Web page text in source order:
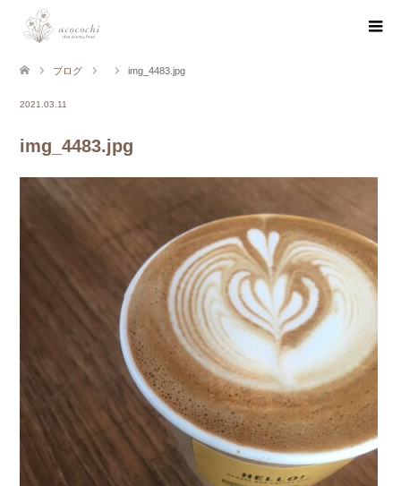
ブログ img_4483.jpg
2021.03.11
img_4483.jpg